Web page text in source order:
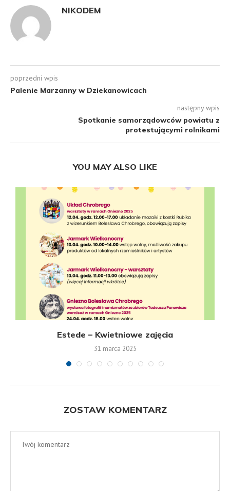
NIKODEM
poprzedni wpis
Palenie Marzanny w Dziekanowicach
następny wpis
Spotkanie samorządowców powiatu z
protestującymi rolnikami
YOU MAY ALSO LIKE
Estede – Kwietniowe zajęcia
31 marca 2025
ZOSTAW KOMENTARZ